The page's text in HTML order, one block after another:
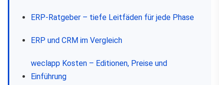
ERP-Ratgeber – tiefe Leitfäden für jede Phase
ERP und CRM im Vergleich
weclapp Kosten – Editionen, Preise und
Einführung